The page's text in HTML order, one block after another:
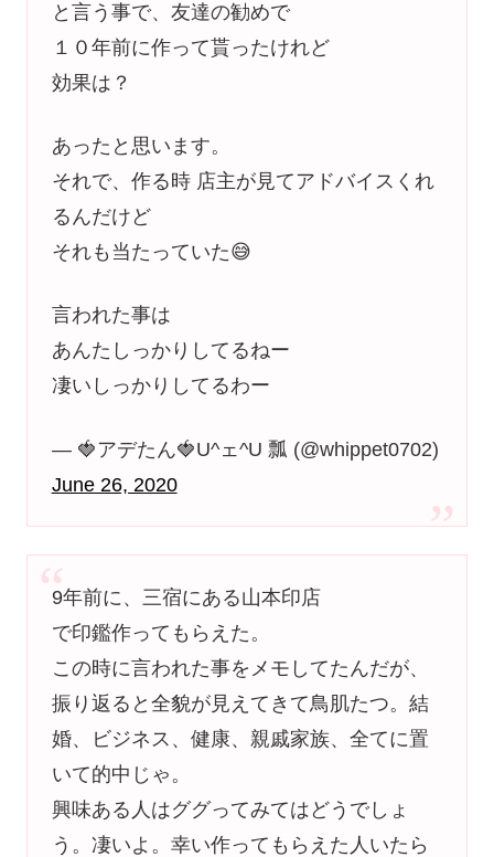
と言う事で、友達の勧めで
１０年前に作って貰ったけれど
効果は？
あったと思います。
それで、作る時 店主が見てアドバイスくれ
るんだけど
それも当たっていた😅
言われた事は
あんたしっかりしてるねー
凄いしっかりしてるわー
— 🍓アデたん🍓U^ェ^U 瓢 (@whippet0702)
June 26, 2020
9年前に、三宿にある山本印店
で印鑑作ってもらえた。
この時に言われた事をメモしてたんだが、
振り返ると全貌が見えてきて鳥肌たつ。結
婚、ビジネス、健康、親戚家族、全てに置
いて的中じゃ。
興味ある人はググってみてはどうでしょ
う。凄いよ。幸い作ってもらえた人いたら